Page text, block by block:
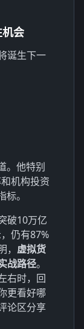
会
诞生下一
。他特别
机构投资
。
破10万亿
仍有87%
虚拟货
战路径。
右时，回
更看好哪
论区分享